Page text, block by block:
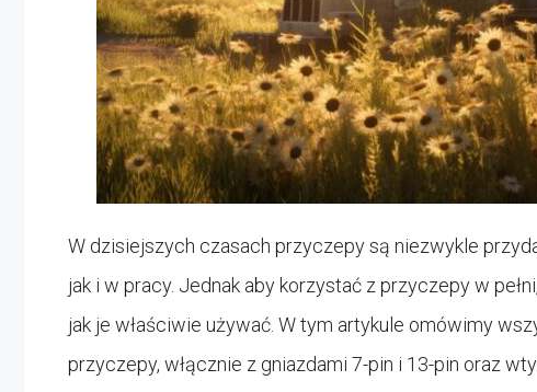
W dzisiejszych czasach przyczepy są niezwykle
jak i w pracy. Jednak aby korzystać z przyczepy w
jak je właściwie używać. W tym artykule omówimy
przyczepy, włącznie z gniazdami 7-pin i 13-pin oraz